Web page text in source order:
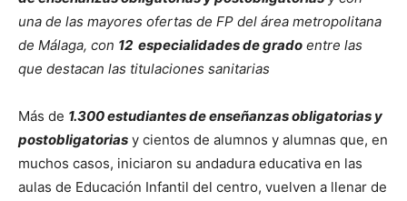
una de las mayores ofertas de FP del área metropolitana
de Málaga, con 12 especialidades de grado entre las
que destacan las titulaciones sanitarias
Más de 1.300 estudiantes de enseñanzas obligatorias y
postobligatorias y cientos de alumnos y alumnas que, en
muchos casos, iniciaron su andadura educativa en las
aulas de Educación Infantil del centro, vuelven a llenar de